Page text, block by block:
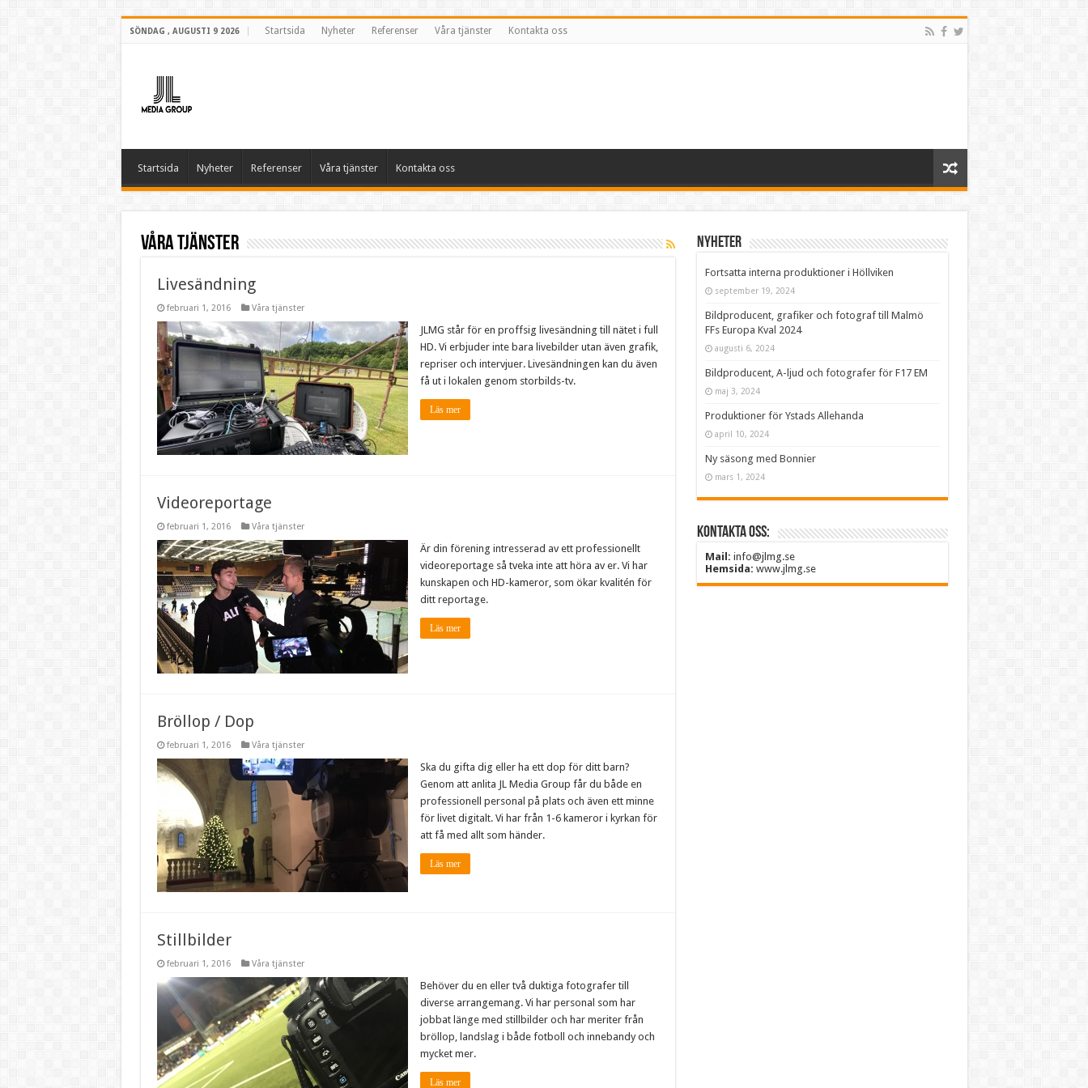
SÖNDAG , AUGUSTI 9 2026 Startsida Nyheter Referenser Våra tjänster Kontakta oss
Startsida Nyheter Referenser Våra tjänster Kontakta oss
Våra tjänster
Livesändning
februari 1, 2016 Våra tjänster
JLMG står för en proffsig livesändning till nätet i full
HD. Vi erbjuder inte bara livebilder utan även grafik,
repriser och intervjuer. Livesändningen kan du även
få ut i lokalen genom storbilds-tv.
Läs mer
Videoreportage
februari 1, 2016 Våra tjänster
Är din förening intresserad av ett professionellt
videoreportage så tveka inte att höra av er. Vi har
kunskapen och HD-kameror, som ökar kvalitén för
ditt reportage.
Läs mer
Bröllop / Dop
februari 1, 2016 Våra tjänster
Ska du gifta dig eller ha ett dop för ditt barn?
Genom att anlita JL Media Group får du både en
professionell personal på plats och även ett minne
för livet digitalt. Vi har från 1-6 kameror i kyrkan för
att få med allt som händer.
Läs mer
Stillbilder
februari 1, 2016 Våra tjänster
Behöver du en eller två duktiga fotografer till
diverse arrangemang. Vi har personal som har
jobbat länge med stillbilder och har meriter från
bröllop, landslag i både fotboll och innebandy och
mycket mer.
Läs mer
Nyheter
Fortsatta interna produktioner i Höllviken
september 19, 2024
Bildproducent, grafiker och fotograf till Malmö
FFs Europa Kval 2024
augusti 6, 2024
Bildproducent, A-ljud och fotografer för F17 EM
maj 3, 2024
Produktioner för Ystads Allehanda
april 10, 2024
Ny säsong med Bonnier
mars 1, 2024
Kontakta oss:
Mail: info@jlmg.se
Hemsida: www.jlmg.se